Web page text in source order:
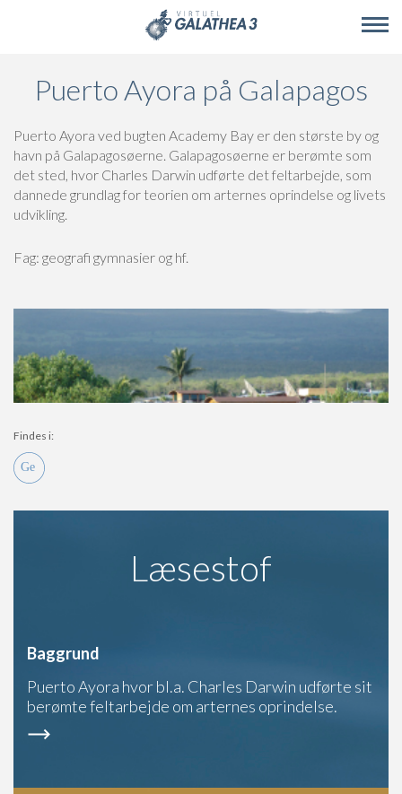
Puerto Ayora på Galapagos
Puerto Ayora ved bugten Academy Bay er den største by og
havn på Galapagosøerne. Galapagosøerne er berømte som
det sted, hvor Charles Darwin udførte det feltarbejde, som
dannede grundlag for teorien om arternes oprindelse og livets
udvikling.
Fag: geografi gymnasier og hf.
Findes i:
Læsestof
Baggrund
Puerto Ayora hvor bl.a. Charles Darwin udførte sit
berømte feltarbejde om arternes oprindelse.